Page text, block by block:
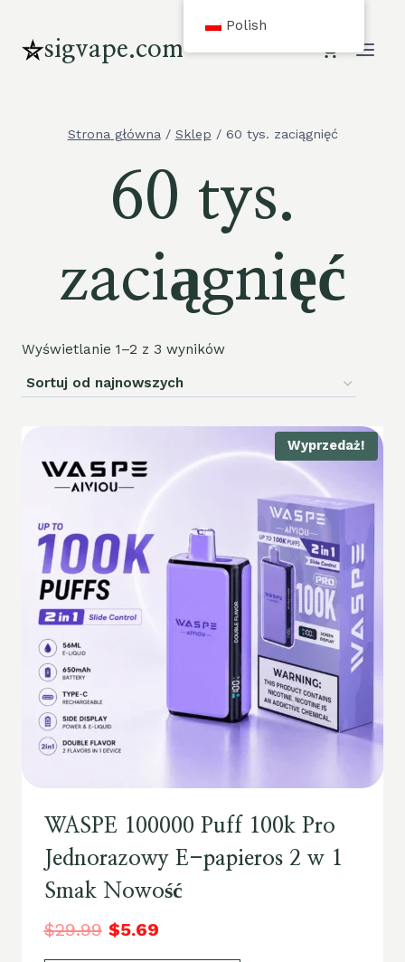
treści sigvape.com
Strona główna / Sklep / 60 tys. zaciągnięć
60 tys.
zaciągnięć
Wyświetlanie 1–2 z 3 wyników
Wyprzedaż!
WASPE 100000 Puff 100k Pro
Jednorazowy E-papieros 2 w 1
Smak Nowość
$29.99 $5.69
Polish